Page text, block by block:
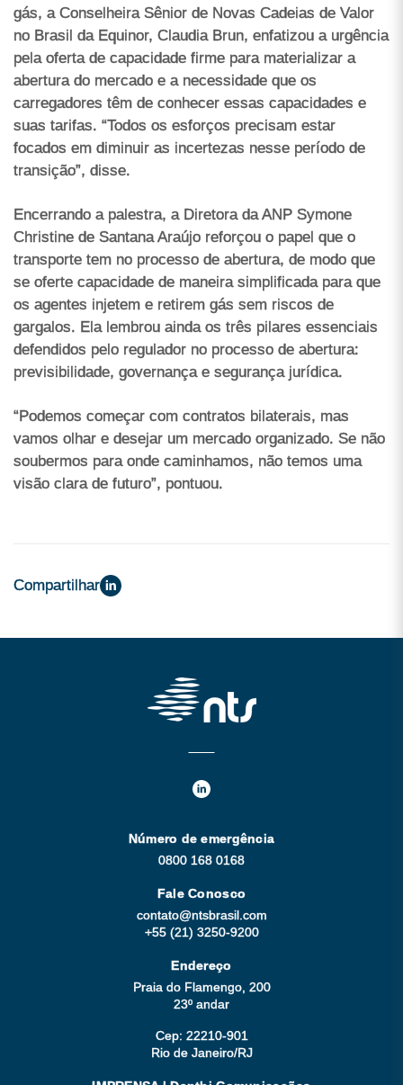
gás, a Conselheira Sênior de Novas Cadeias de Valor
no Brasil da Equinor, Claudia Brun, enfatizou a urgência
pela oferta de capacidade firme para materializar a
abertura do mercado e a necessidade que os
carregadores têm de conhecer essas capacidades e
suas tarifas. “Todos os esforços precisam estar
focados em diminuir as incertezas nesse período de
transição”, disse.
Encerrando a palestra, a Diretora da ANP Symone
Christine de Santana Araújo reforçou o papel que o
transporte tem no processo de abertura, de modo que
se oferte capacidade de maneira simplificada para que
os agentes injetem e retirem gás sem riscos de
gargalos. Ela lembrou ainda os três pilares essenciais
defendidos pelo regulador no processo de abertura:
previsibilidade, governança e segurança jurídica.
“Podemos começar com contratos bilaterais, mas
vamos olhar e desejar um mercado organizado. Se não
soubermos para onde caminhamos, não temos uma
visão clara de futuro”, pontuou.
Compartilhar
Número de emergência
0800 168 0168
Fale Conosco
contato@ntsbrasil.com
+55 (21) 3250-9200
Endereço
Praia do Flamengo, 200
23º andar
Cep: 22210-901
Rio de Janeiro/RJ